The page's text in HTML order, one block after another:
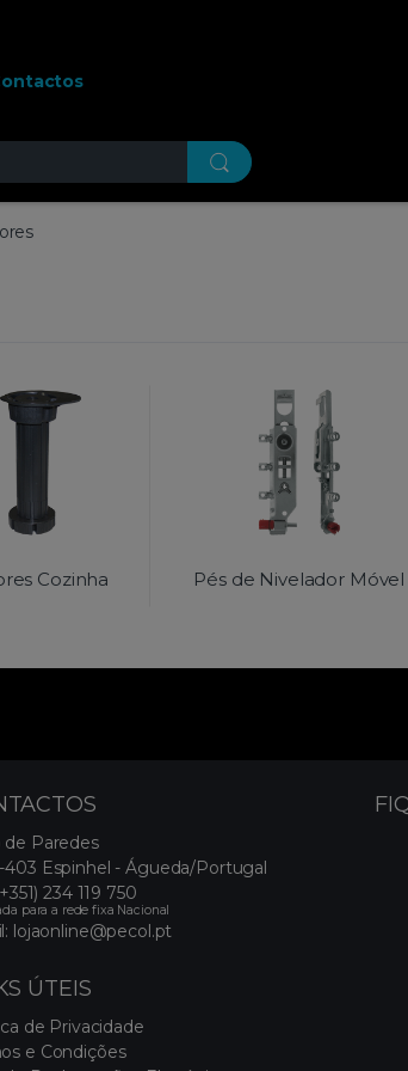
Cozinha Pés de Nivelador Móvel
de Paredes
403 Espinhel - Águeda/Portugal
234 119 750
para a rede fixa Nacional
lojaonline@pecol.pt
ÚTEIS
de Privacidade
e Condições